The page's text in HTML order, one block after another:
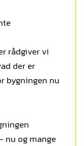
rådgiver vi
der er
bygningen nu
nu og mange